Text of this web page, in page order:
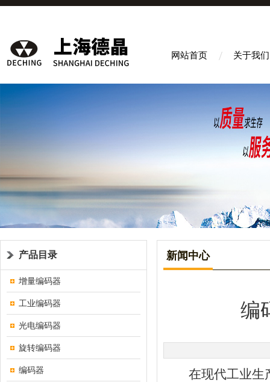
网站首页 关于我们
产品目录
增量编码器
工业编码器
光电编码器
旋转编码器
编码器
新闻中心
编
在现代工业生产